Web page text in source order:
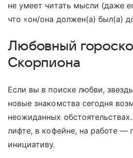
не умеет читать мысли (даже
что «он/она должен(а) был(а)
Любовный
Скорпиона
Если вы в поиске любви,
новые знакомства сегодня
неожиданных
лифте, в кофейне, на работе —
инициативу.